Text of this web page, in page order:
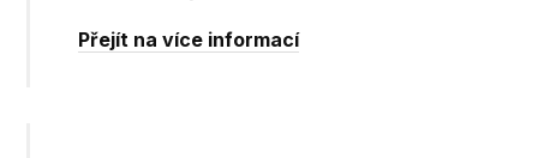
Přejít na více informací